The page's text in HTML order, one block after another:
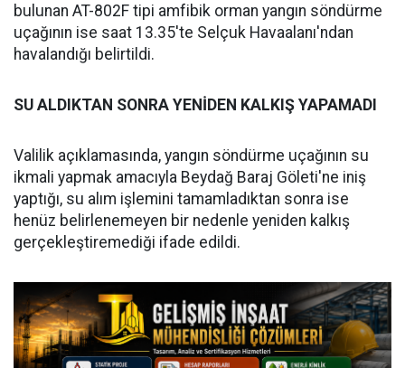
bulunan AT-802F tipi amfibik orman yangın söndürme
uçağının ise saat 13.35'te Selçuk Havaalanı'ndan
havalandığı belirtildi.
SU ALDIKTAN SONRA YENİDEN KALKIŞ YAPAMADI
Valilik açıklamasında, yangın söndürme uçağının su
ikmali yapmak amacıyla Beydağ Baraj Göleti'ne iniş
yaptığı, su alım işlemini tamamladıktan sonra ise
henüz belirlenemeyen bir nedenle yeniden kalkış
gerçekleştiremediği ifade edildi.